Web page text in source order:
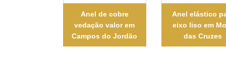
Anel de cobre
vedação valor em
Campos do Jordão
Anel elástico
eixo liso em
das Cruzes